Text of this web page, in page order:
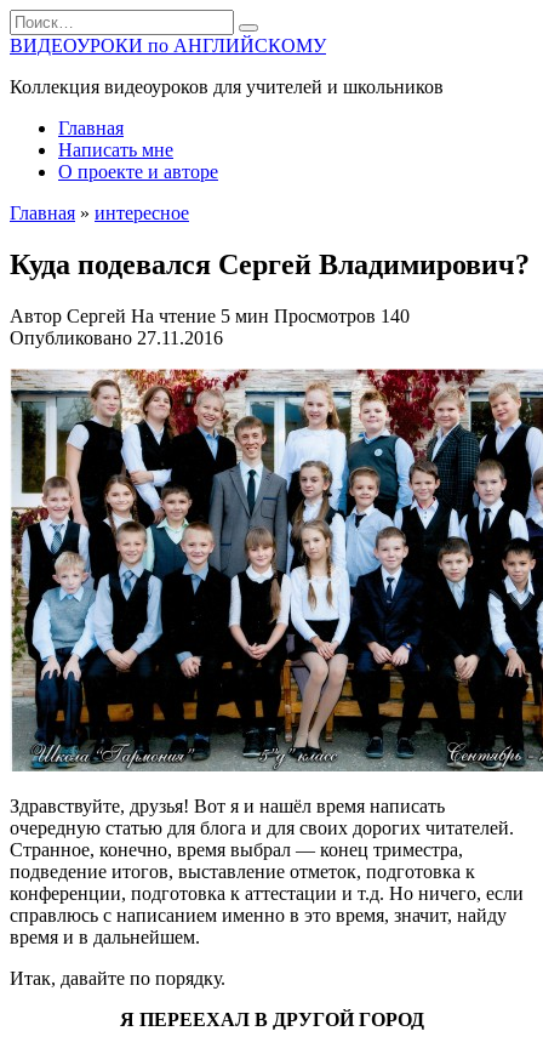
Перейти
к
содержанию
Search
for:
ВИДЕОУРОКИ по АНГЛИЙСКОМУ
Коллекция видеоуроков для учителей и школьников
Главная
Написать мне
О проекте и авторе
Главная » интересное
Куда подевался Сергей Владимирович?
Автор Сергей На чтение 5 мин Просмотров 140
Опубликовано 27.11.2016
Здравствуйте, друзья! Вот я и нашёл время написать
очередную статью для блога и для своих дорогих читателей.
Странное, конечно, время выбрал — конец триместра,
подведение итогов, выставление отметок, подготовка к
конференции, подготовка к аттестации и т.д. Но ничего, если
справлюсь с написанием именно в это время, значит, найду
время и в дальнейшем.
Итак, давайте по порядку.
Я ПЕРЕЕХАЛ В ДРУГОЙ ГОРОД